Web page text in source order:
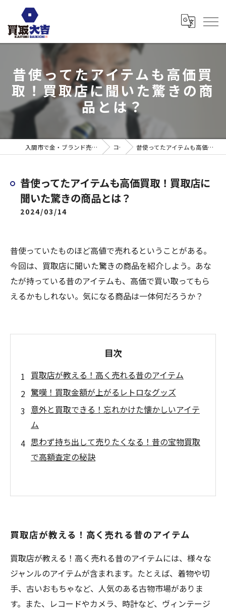
昔使ってたアイテムも高価買
取！買取店に聞いた驚きの商
品とは？
入間市で金・ブランド売るなら買取大吉 ウエスタ武蔵藤沢店 コラム 昔使ってたアイテムも高価買取！買取店に聞いた驚きの商品とは？
昔使ってたアイテムも高価買取！買取店に
聞いた驚きの商品とは？
2024/03/14
昔使っていたものほど高値で売れるということがある。
今回は、買取店に聞いた驚きの商品を紹介しよう。あな
たが持っている昔のアイテムも、高価で買い取ってもら
えるかもしれない。気になる商品は一体何だろうか？
目次
買取店が教える！高く売れる昔のアイテム
驚嘆！買取金額が上がるレトロなグッズ
意外と買取できる！忘れかけた懐かしいアイテ
ム
思わず持ち出して売りたくなる！昔の宝物買取
で高額査定の秘訣
買取店が教える！高く売れる昔のアイテム
買取店が教える！高く売れる昔のアイテムには、様々な
ジャンルのアイテムが含まれます。たとえば、着物や切
手、古いおもちゃなど、人気のある古物市場がありま
す。また、レコードやカメラ、時計など、ヴィンテージ